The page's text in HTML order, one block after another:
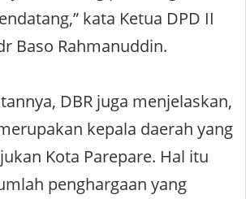
kata Ketua DPD II
Baso Rahmanuddin.
DBR juga menjelaskan,
kepala daerah yang
Kota Parepare. Hal itu
penghargaan yang